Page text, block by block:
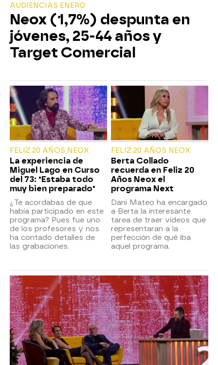
AUDIENCIAS ENERO
Neox (1,7%) despunta en
jóvenes, 25-44 años y
Target Comercial
FELIZ 20 AÑOS NEOX
La experiencia de
Miguel Lago en Curso
del 73: "Estaba todo
muy bien preparado"
¿Te acordabas de que
había participado en este
programa? Pues fue uno
de los profesores y nos
ha contado detalles de
las grabaciones.
FELIZ 20 AÑOS NEOX
Berta Collado
recuerda en Feliz 20
Años Neox el
programa Next
Dani Mateo ha encargado
a Berta la interesante
tarea de traer vídeos que
representaran a la
perfección de qué iba
aquel programa.